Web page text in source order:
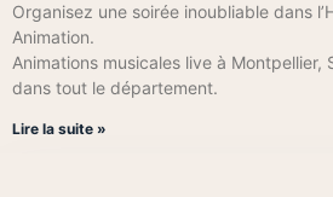
Organisez une soirée inoubliable dans
Animation.
Animations musicales live à Montpellier,
dans tout le département.
Lire la suite »